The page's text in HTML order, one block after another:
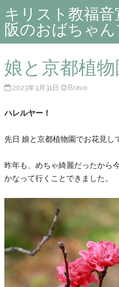
キリスト教福
阪のおばちゃ
娘と京都植
2023年3月31日 Bravo
ハレルヤー！
先日 娘と京都植物園でお花見し
昨年も、めちゃ綺麗だったから
かなって行くことできました。